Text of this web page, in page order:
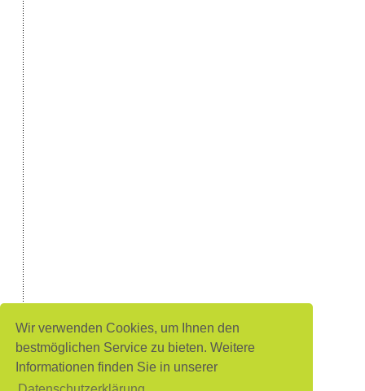
Wir verwenden Cookies, um Ihnen den
bestmöglichen Service zu bieten. Weitere
Informationen finden Sie in unserer